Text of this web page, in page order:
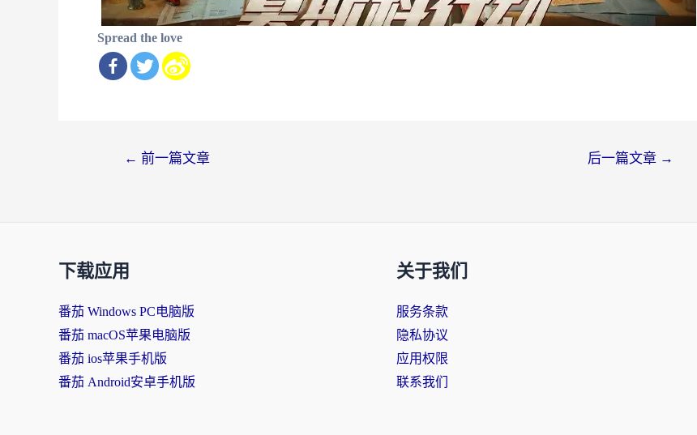
Spread the love
← 前一篇文章 后一篇文章 →
下载应用
番茄 Windows PC电脑版
番茄 macOS苹果电脑版
番茄 ios苹果手机版
番茄 Android安卓手机版
关于我们
服务条款
隐私协议
应用权限
联系我们